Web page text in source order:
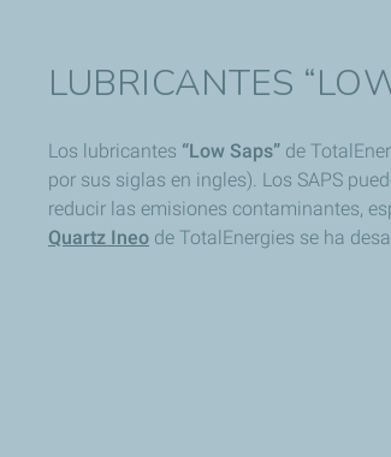
LUBRICANTES
Los lubricantes “Low Saps” de
por sus siglas en ingles). Los SAPS
reducir las emisiones contaminantes,
Quartz Ineo de TotalEnergies se ha